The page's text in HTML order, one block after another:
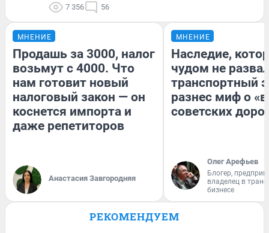
7 356 56
МНЕНИЕ
Продашь за 3000, налог
возьмут с 4000. Что
нам готовит новый
налоговый закон — он
коснется импорта и
даже репетиторов
Анастасия Завгородняя
МНЕНИЕ
Наследие,
чудом не
транспортный
разнес миф о
советских
Олег Арефьев
Блогер,
владелец в
бизнесе
РЕКОМЕНДУЕМ